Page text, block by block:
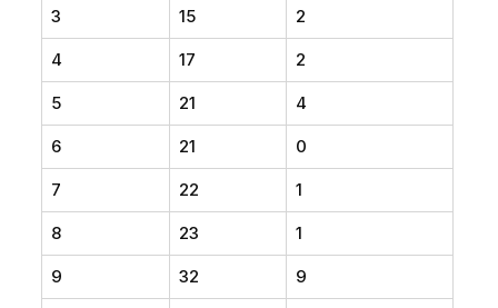
3 15 2
4 17 2
5 21 4
6 21 0
7 22 1
8 23 1
9 32 9